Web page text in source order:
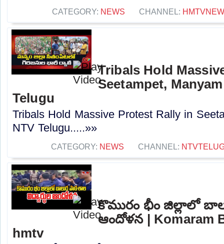
CATEGORY: NEWS CHANNEL:
Tribals Hold
Seetampet,
Telugu
Tribals Hold Massive Protest Rally in
NTV Telugu.....»»
CATEGORY: NEWS CHANNEL:
కొమురం భీం జిల్లాలో
ఆందోళన | Komaram
hmtv